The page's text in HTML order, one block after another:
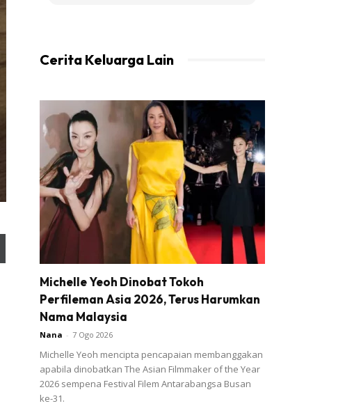
Cerita Keluarga Lain
Michelle Yeoh Dinobat Tokoh
Perfileman Asia 2026, Terus Harumkan
Nama Malaysia
Nana - 7 Ogo 2026
Michelle Yeoh mencipta pencapaian membanggakan
apabila dinobatkan The Asian Filmmaker of the Year
2026 sempena Festival Filem Antarabangsa Busan
ke-31.